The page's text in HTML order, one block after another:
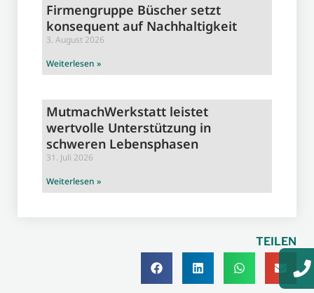
Firmengruppe Büscher setzt
konsequent auf Nachhaltigkeit
3. August 2026
Weiterlesen »
MutmachWerkstatt leistet
wertvolle Unterstützung in
schweren Lebensphasen
31. Juli 2026
Weiterlesen »
TEILEN